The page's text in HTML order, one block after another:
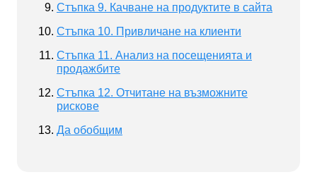
Стъпка 9. Качване на продуктите в сайта
Стъпка 10. Привличане на клиенти
Стъпка 11. Анализ на посещенията и
продажбите
Стъпка 12. Отчитане на възможните
рискове
Да обобщим